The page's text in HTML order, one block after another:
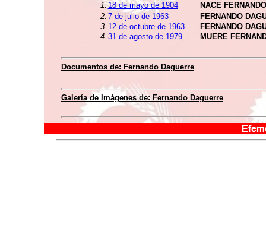
1.18 de mayo de 1904
NACE
2. 7 de julio de 1963
FERNANDO
3. 12 de octubre de 1963
FERNANDO
4. 31 de agosto de 1979 MUERE
Documentos de: Fernando Daguerre
Galería de Imágenes de: Fernando Daguerre